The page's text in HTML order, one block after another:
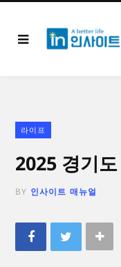
라이프
2025 경기
BY 인사이트 매뉴얼